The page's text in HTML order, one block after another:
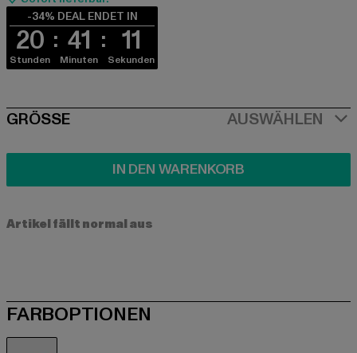
-34% DEAL ENDET IN
20
Stunden
41
Minuten
11
Sekunden
SIZE
GRÖSSE AUSWÄHLEN
IN DEN WARENKORB
Artikel fällt normal aus
FARBOPTIONEN